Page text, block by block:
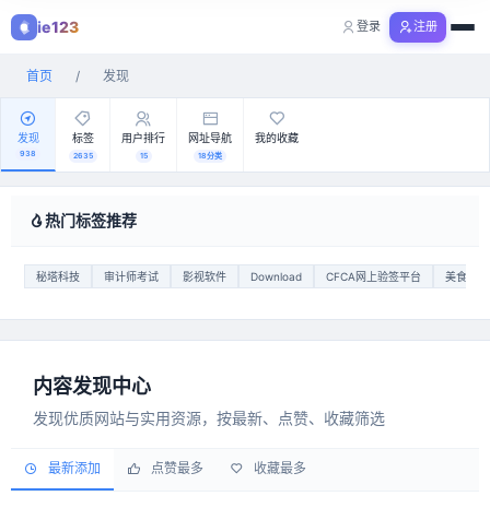
ie123
全部分类
登录 注册
首页 / 发现
发现
938
标签
2635
用户排行
15
网址导航
18分类
我的收藏
热门标签推荐
秘塔科技 审计师考试 影视软件 Download CFCA网上验签平台 美食推荐
内容发现中心
发现优质网站与实用资源，按最新、点赞、收藏筛选
最新添加 点赞最多 收藏最多